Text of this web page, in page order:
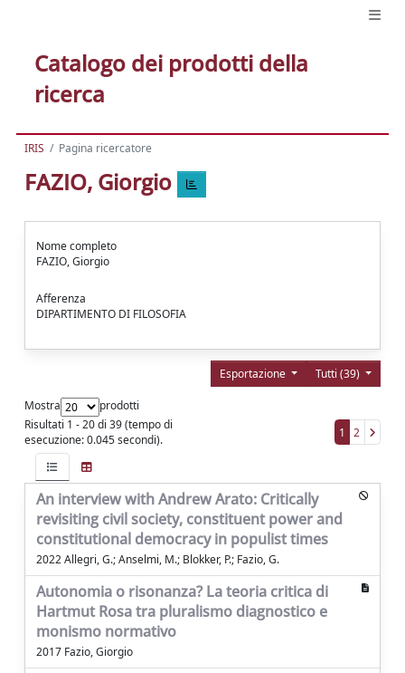
Catalogo dei prodotti della
ricerca
IRIS Pagina ricercatore
FAZIO, Giorgio
Nome completo
FAZIO, Giorgio
Afferenza
DIPARTIMENTO DI FILOSOFIA
Tutti (39)
Esportazione
Mostra
prodotti
Risultati 1 - 20 di 39 (tempo di
esecuzione: 0.045 secondi).
1 2
An interview with Andrew Arato: Critically
revisiting civil society, constituent power and
constitutional democracy in populist times
2022 Allegri, G.; Anselmi, M.; Blokker, P.; Fazio, G.
Autonomia o risonanza? La teoria critica di
Hartmut Rosa tra pluralismo diagnostico e
monismo normativo
2017 Fazio, Giorgio